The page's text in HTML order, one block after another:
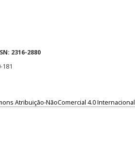
2316-2880
181
Atribuição-NãoComercial 4.0 Internacional